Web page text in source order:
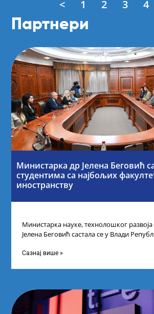
< 1 2 3 4
Партнери
Министарка др Јелена Беговић
студентима са најбољих
иностранству
Министарка науке, технолошког
Јелена Беговић састала се у Влади
Сазнај више »